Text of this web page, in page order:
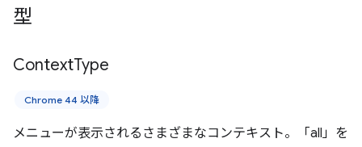
型
ContextType
Chrome 44 以降
メニューが表示されるさまざまなコンテキスト。「all」を